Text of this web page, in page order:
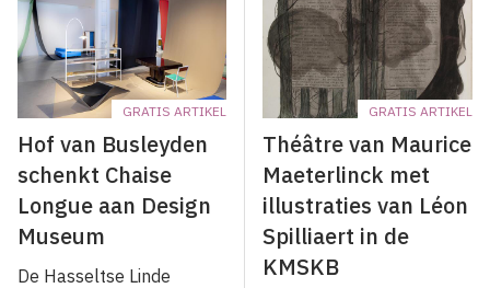
GRATIS ARTIKEL
Hof van Busleyden
schenkt Chaise
Longue aan Design
Museum
De Hasseltse Linde
GRATIS ARTIKEL
Théâtre van Maurice
Maeterlinck met
illustraties van Léon
Spilliaert in de
KMSKB